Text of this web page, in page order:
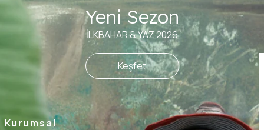
Kurumsal
Yeni Sezon
İLKBAHAR & YAZ 2026
Keşfet